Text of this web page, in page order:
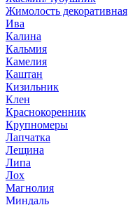
Жимолость декоративная
Ива
Калина
Кальмия
Камелия
Каштан
Кизильник
Клен
Краснокоренник
Крупномеры
Лапчатка
Лещина
Липа
Лох
Магнолия
Миндаль